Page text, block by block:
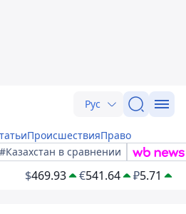
Рус
ПроисшествияПраво
#Казахстан в сравнении
$469.93 €541.64 ₽5.71